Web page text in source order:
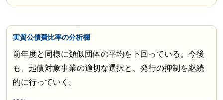
実質公債費比率の分析欄
前年度と同様に類似団体の平均を下回っている。今後
も、起債対象事業の適切な選択と、発行の抑制を継続
的に行っていく。